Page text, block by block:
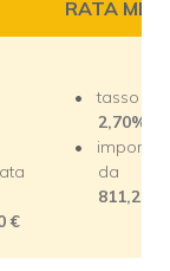
RATA
€
tasso del
2,70%
importo
da
811,20